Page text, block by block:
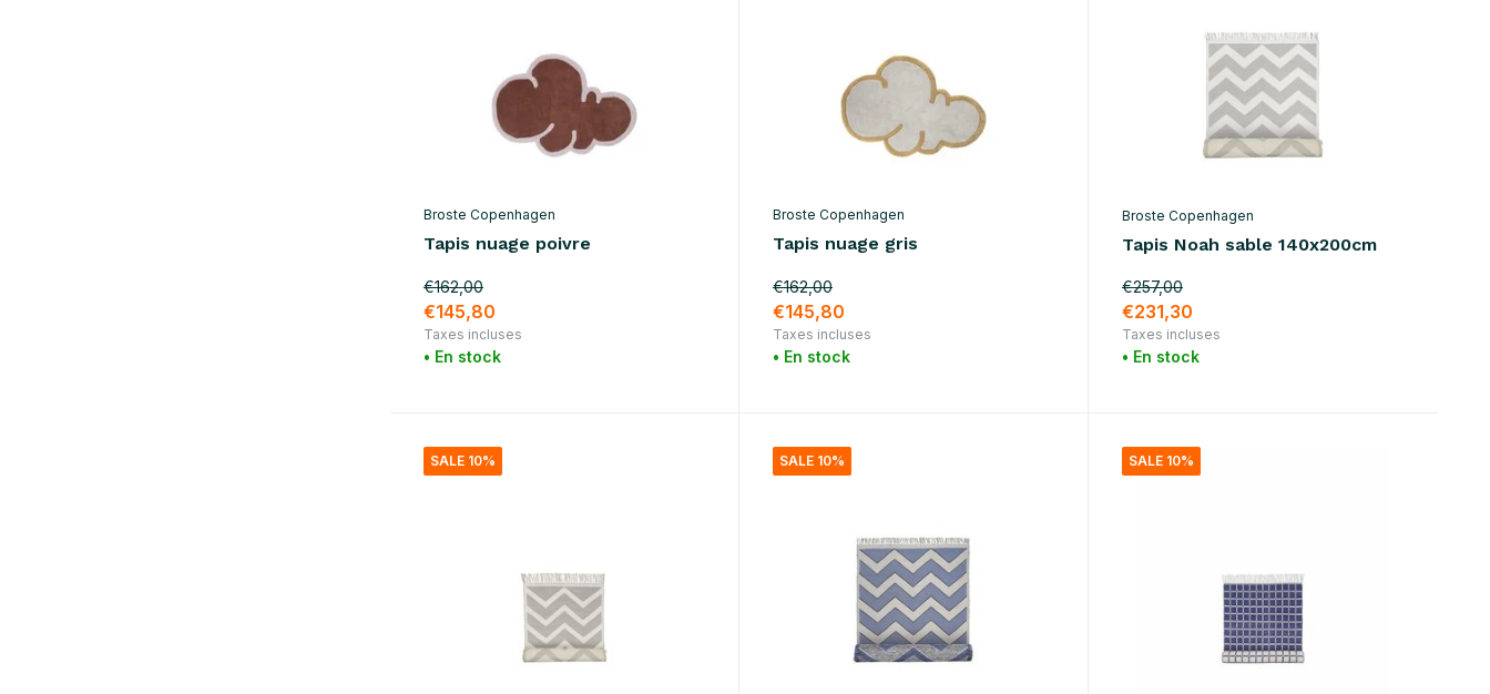
Broste Copenhagen
Tapis nuage poivre
€162,00
€145,80
Taxes incluses
• En stock
Broste Copenhagen
Tapis nuage gris
€162,00
€145,80
Taxes incluses
• En stock
Broste Copenhagen
Tapis Noah sable 140x200cm
€257,00
€231,30
Taxes incluses
• En stock
SALE 10% SALE 10% SALE 10%